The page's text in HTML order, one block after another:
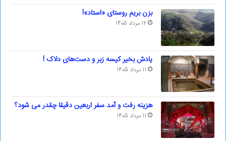
بزن بریم روستای «استاد»!
12 مرداد 1405
یادش بخیر کیسه‌ زبر و دست‌های دلاک !
11 مرداد 1405
هزینه رفت و آمد سفر اربعین دقیقا چقدر می شود؟
11 مرداد 1405